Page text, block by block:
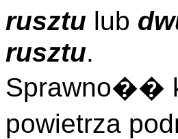
rusztu lub
rusztu.
Sprawno��
powietrza